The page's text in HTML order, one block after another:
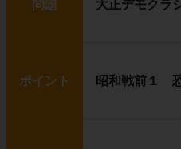
問題 大正デモクラ
ポイント 昭和戦前１